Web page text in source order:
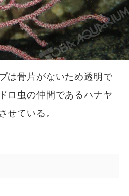
は骨片がないため透明で
ロ虫の仲間であるハナヤ
せている。